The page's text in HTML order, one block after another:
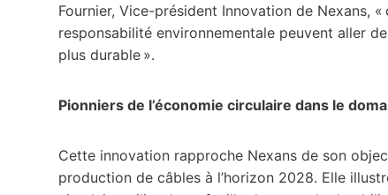
Fournier, Vice-président Innovation de Nexans,
responsabilité environnementale peuvent aller
plus durable ».
Pionniers de l’économie circulaire dans le
Cette innovation rapproche Nexans de son
production de câbles à l’horizon 2028. Elle